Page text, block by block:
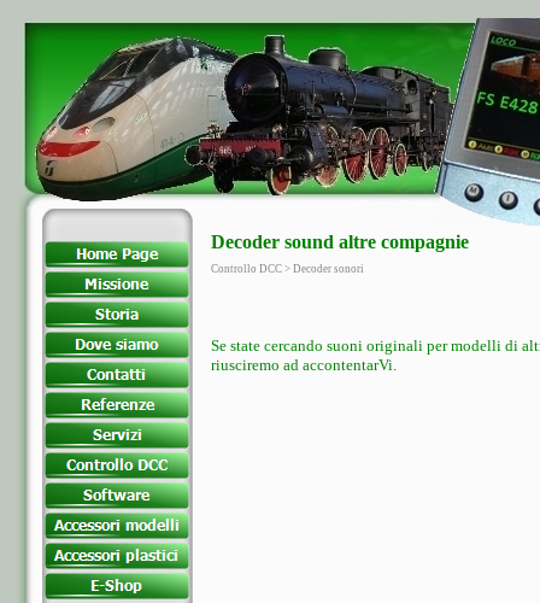
Decoder sound altre compagnie
Controllo DCC > Decoder sonori
Se state cercando suoni originali per modelli di
riusciremo ad accontentarVi.